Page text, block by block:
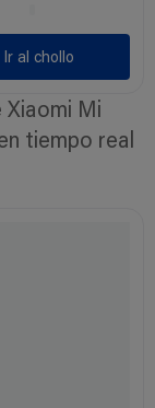
Ir al chollo
Xiaomi Mi
tiempo real